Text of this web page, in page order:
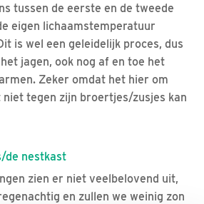
tussen de eerste en de tweede
eigen lichaamstemperatuur
is wel een geleidelijk proces, dus
jagen, ook nog af en toe het
Zeker omdat het hier om
niet tegen zijn broertjes/zusjes kan
de nestkast
zien er niet veelbelovend uit,
en zullen we weinig zon